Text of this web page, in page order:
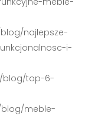
najlepsze-
i-
blog/top-6-
blog/meble-